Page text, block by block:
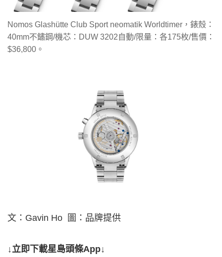
Nomos Glashütte Club Sport neomatik Worldtimer，錶殼：
40mm不鏽鋼/機芯：DUW 3202自動/限量：各175枚/售價：
$36,800。
文：Gavin Ho 圖：品牌提供
↓立即下載星島頭條App↓